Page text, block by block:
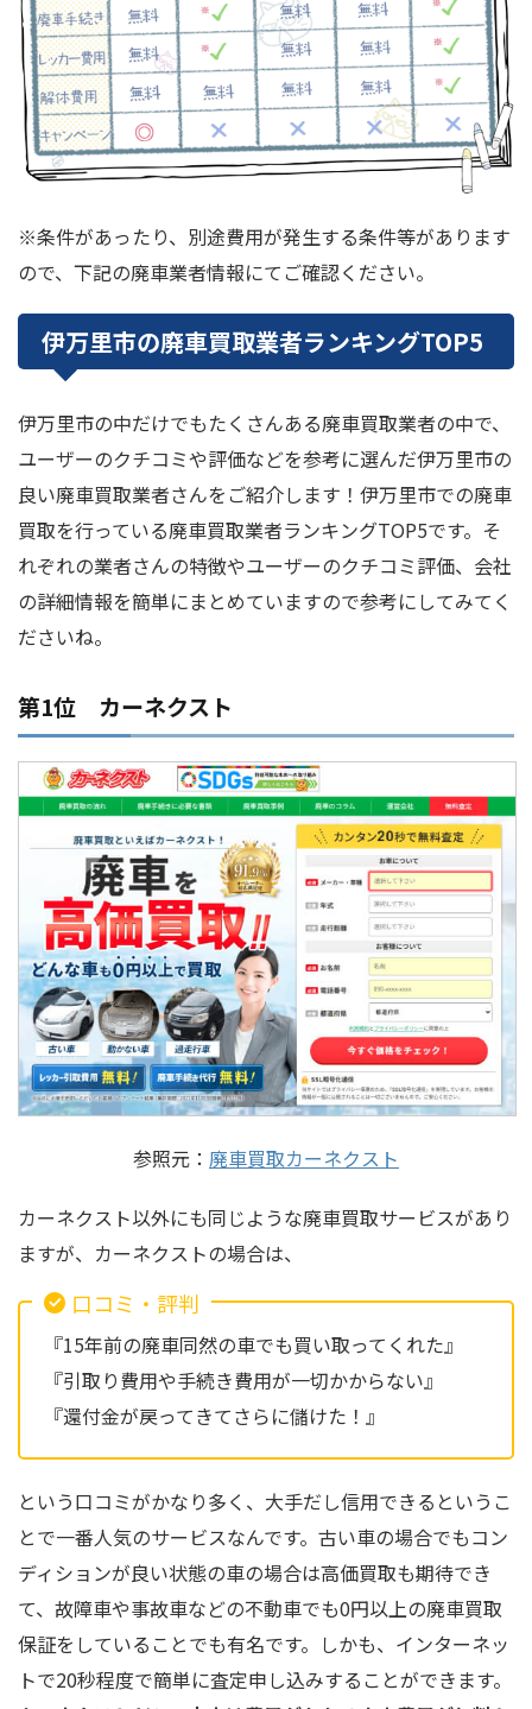
※条件があったり、別途費用が発生する条件等があります
ので、下記の廃車業者情報にてご確認ください。
伊万里市の廃車買取業者ランキングTOP5
伊万里市の中だけでもたくさんある廃車買取業者の中で、
ユーザーのクチコミや評価などを参考に選んだ伊万里市の
良い廃車買取業者さんをご紹介します！伊万里市での廃車
買取を行っている廃車買取業者ランキングTOP5です。そ
れぞれの業者さんの特徴やユーザーのクチコミ評価、会社
の詳細情報を簡単にまとめていますので参考にしてみてく
ださいね。
第1位 カーネクスト
参照元： 廃車買取カーネクスト
カーネクスト以外にも同じような廃車買取サービスがあり
ますが、カーネクストの場合は、
口コミ・評判
『15年前の廃車同然の車でも買い取ってくれた』
『引取り費用や手続き費用が一切かからない』
『還付金が戻ってきてさらに儲けた！』
という口コミがかなり多く、大手だし信用できるというこ
とで一番人気のサービスなんです。古い車の場合でもコン
ディションが良い状態の車の場合は高価買取も期待でき
て、故障車や事故車などの不動車でも0円以上の廃車買取
保証をしていることでも有名です。しかも、インターネッ
トで20秒程度で簡単に査定申し込みすることができます。